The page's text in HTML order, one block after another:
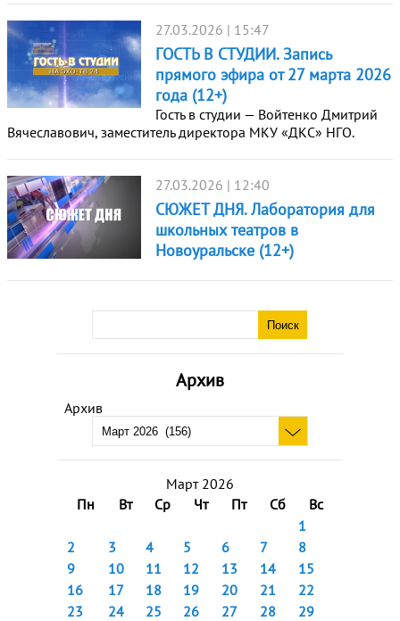
Архив
Архив
Март 2026
Пн
Вт Ср Чт Пт Сб
Вс
1
2
3 4 5 6 7
8
9
10 11 12 13 14
15
16
17 18 19 20 21
22
23
24 25 26 27 28
29
27.03.2026 | 15:47
ГОСТЬ В СТУДИИ. Запись
прямого эфира от 27 марта 2026
года (12+)
Гость в студии — Войтенко Дмитрий
Вячеславович, заместитель директора МКУ «ДКС» НГО.
27.03.2026 | 12:40
СЮЖЕТ ДНЯ. Лаборатория для
школьных театров в
Новоуральске (12+)